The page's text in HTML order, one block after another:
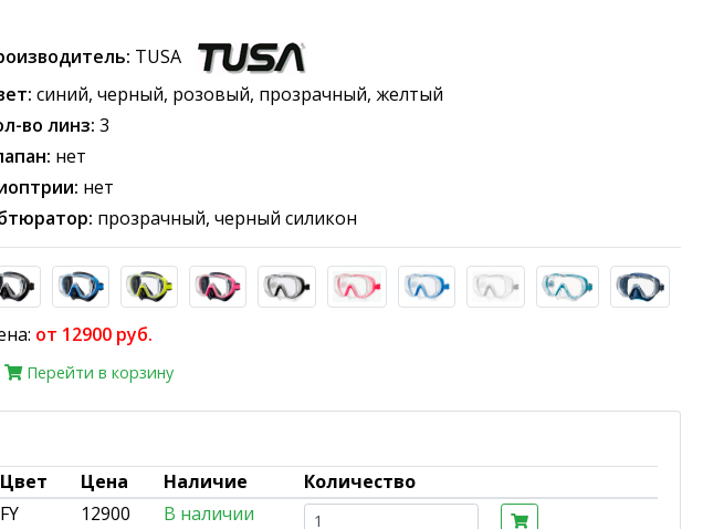
TUSA
синий, черный, розовый, прозрачный, желтый
во линз: 3
нет
нет
прозрачный, черный силикон
от 12900 руб.
Перейти в корзину
Цвет Цена Наличие
Количество
FY 12900 В наличии